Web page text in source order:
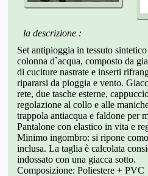
la descrizione :
Set antipioggia in tessuto
colonna d`acqua, composto da
di cuciture nastrate e inserti
ripararsi da pioggia e vento.
rete, due tasche esterne,
regolazione al collo e alle
trappola antiacqua e faldone per
Pantalone con elastico in vita e
Minimo ingombro: si ripone
inclusa. La taglia è calcolata
indossato con una giacca sotto.
Composizione: Poliestere + PVC